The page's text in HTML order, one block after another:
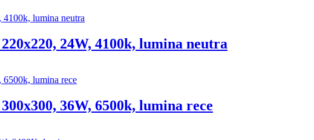
24W, 4100k, lumina neutra
36W, 6500k, lumina rece